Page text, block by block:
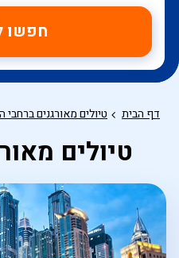
חפשו
דף הבית טיולים מאורגנים ברחבי
טיולים